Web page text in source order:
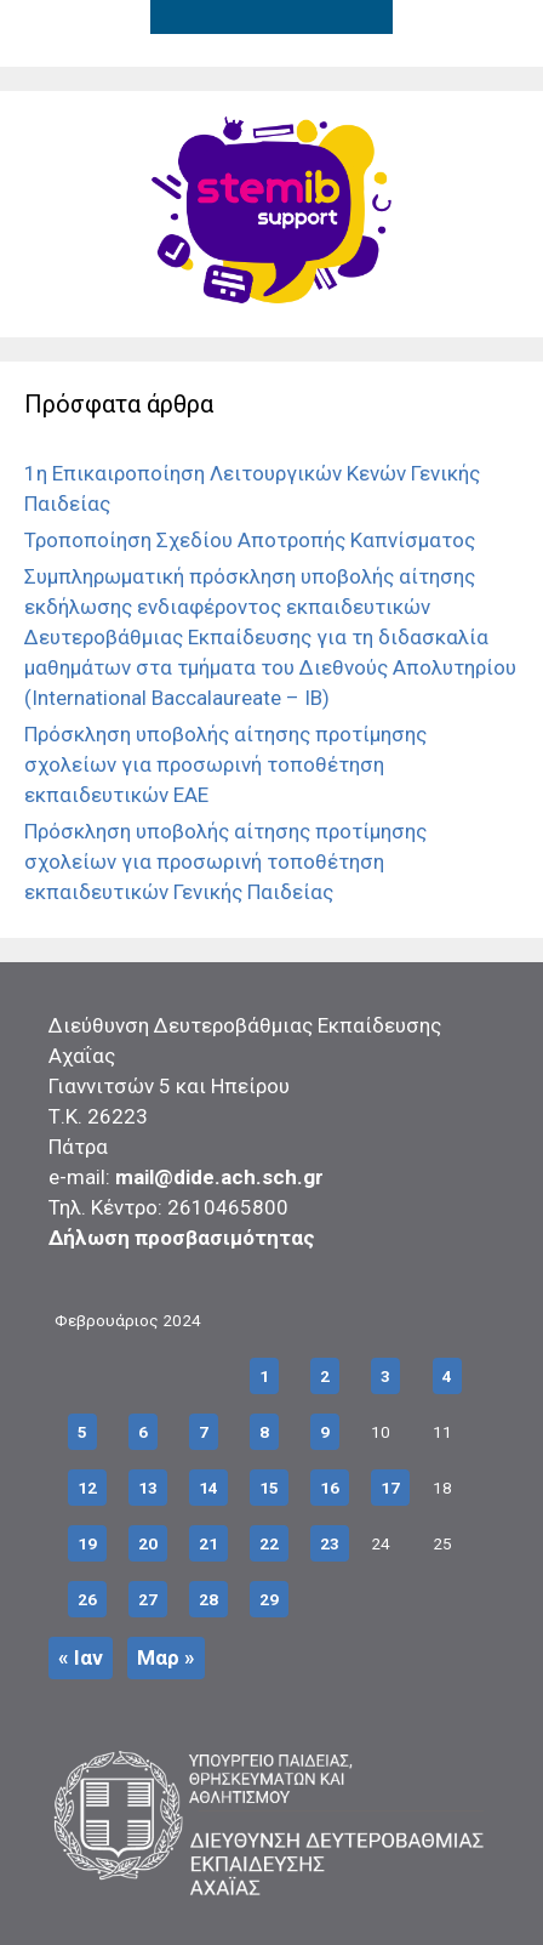
Πρόσφατα άρθρα
1η Επικαιροποίηση Λειτουργικών Κενών Γενικής
Παιδείας
Τροποποίηση Σχεδίου Αποτροπής Καπνίσματος
Συμπληρωματική πρόσκληση υποβολής αίτησης
εκδήλωσης ενδιαφέροντος εκπαιδευτικών
Δευτεροβάθμιας Εκπαίδευσης για τη διδασκαλία
μαθημάτων στα τμήματα του Διεθνούς Απολυτηρίου
(International Baccalaureate – IB)
Πρόσκληση υποβολής αίτησης προτίμησης
σχολείων για προσωρινή τοποθέτηση
εκπαιδευτικών ΕΑΕ
Πρόσκληση υποβολής αίτησης προτίμησης
σχολείων για προσωρινή τοποθέτηση
εκπαιδευτικών Γενικής Παιδείας
Διεύθυνση Δευτεροβάθμιας Εκπαίδευσης
Αχαΐας
Γιαννιτσών 5 και Ηπείρου
Τ.Κ. 26223
Πάτρα
e-mail: mail@dide.ach.sch.gr
Τηλ. Κέντρο: 2610465800
Δήλωση προσβασιμότητας
Φεβρουάριος 2024
1 2 3 4
5 6 7 8 9 10 11
12 13 14 15 16 17 18
19 20 21 22 23 24 25
26 27 28 29
« Ιαν Μαρ »